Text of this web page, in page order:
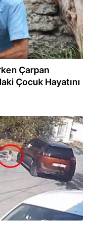
Çarpan
Çocuk Hayatını